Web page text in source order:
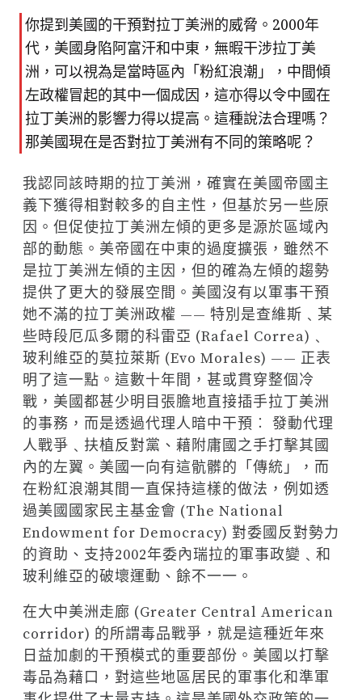
你提到美國的干預對拉丁美洲的威脅。 2000年
代 ，美國身陷阿富汗和中東，無暇干涉拉丁美
洲，可以視為是當時區內 「粉紅浪潮」， 中間傾
左政權冒起的其中一個成因， 這亦得以令中國在
拉丁美洲的影響力得以提高。這種說法合理嗎？
那美國現在是否對拉丁美洲有不同的策略呢？
我認同該時期的拉丁美洲，確實在美國帝國主
義下獲得相對較多的自主性，但基於另一些原
因。但促使拉丁美洲左傾的更多是源於區域內
部的動態。美帝國在中東的過度擴張，雖然不
是拉丁美洲左傾的主因，但的確為左傾的趨勢
提供了更大的發展空間。美國沒有以軍事干預
她不滿的拉丁美洲政權 —— 特別是查維斯﹑某
些時段厄瓜多爾的科雷亞 (Rafael Correa)﹑
玻利維亞的莫拉萊斯 (Evo Morales) —— 正表
明了這一點。這數十年間，甚或貫穿整個冷
戰，美國都甚少明目張膽地直接插手拉丁美洲
的事務，而是透過代理人暗中干預︰ 發動代理
人戰爭﹑扶植反對黨、藉附庸國之手打擊其國
內的左翼。美國一向有這骯髒的「傳統」，而
在粉紅浪潮其間一直保持這樣的做法，例如透
過美國國家民主基金會 (The National
Endowment for Democracy) 對委國反對勢力
的資助、支持2002年委內瑞拉的軍事政變﹑和
玻利維亞的破壞運動、餘不一一。
在大中美洲走廊 (Greater Central American
corridor) 的所謂毒品戰爭，就是這種近年來
日益加劇的干預模式的重要部份。美國以打擊
毒品為藉口，對這些地區居民的軍事化和準軍